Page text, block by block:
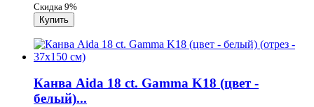
Скидка 9%
Канва Aida 18 сt. Gamma K18 (цвет -
белый)...